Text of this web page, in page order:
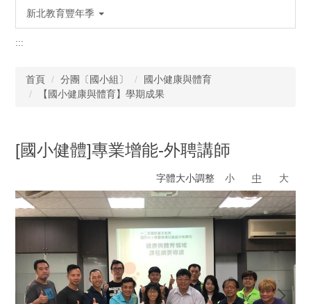
新北教育豐年季
:::
首頁 分團〔國小組〕
國小健康與體育
【國小健康與體育】學期成果
[國小健體]專業增能-外聘講師
字體大小調整 小 中 大